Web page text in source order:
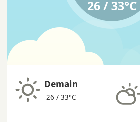
26 / 33°C
Demain
26 / 33°C